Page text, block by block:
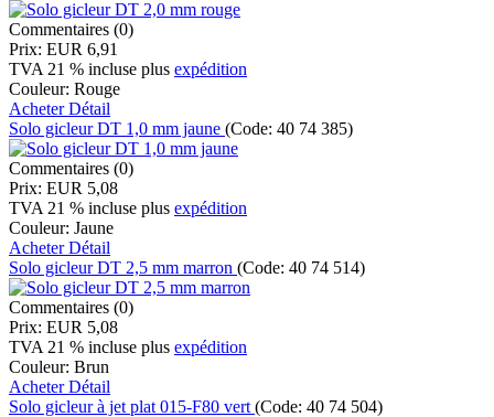
Commentaires (0)
Prix: EUR 6,91
TVA 21 % incluse plus expédition
Couleur: Rouge
AcheterDétail
Solo gicleur DT 1,0 mm jaune (Code: 40 74 385)
Commentaires (0)
Prix: EUR 5,08
TVA 21 % incluse plus expédition
Couleur: Jaune
AcheterDétail
Solo gicleur DT 2,5 mm marron (Code: 40 74 514)
Commentaires (0)
Prix: EUR 5,08
TVA 21 % incluse plus expédition
Couleur: Brun
AcheterDétail
Solo gicleur à jet plat 015-F80 vert (Code: 40 74 504)